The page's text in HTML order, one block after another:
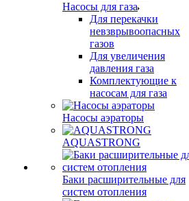
Насосы для газа
Для перекачки
невзврывоопасных
газов
Для увеличения
давления газа
Комплектующие к
насосам для газа
Насосы аэраторы
AQUASTRONG
Баки расширительные для
систем отопления